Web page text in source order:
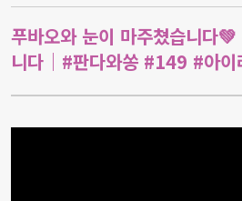
푸바오와 눈이 마주쳤습니다
니다｜#판다와쏭 #149 #아이